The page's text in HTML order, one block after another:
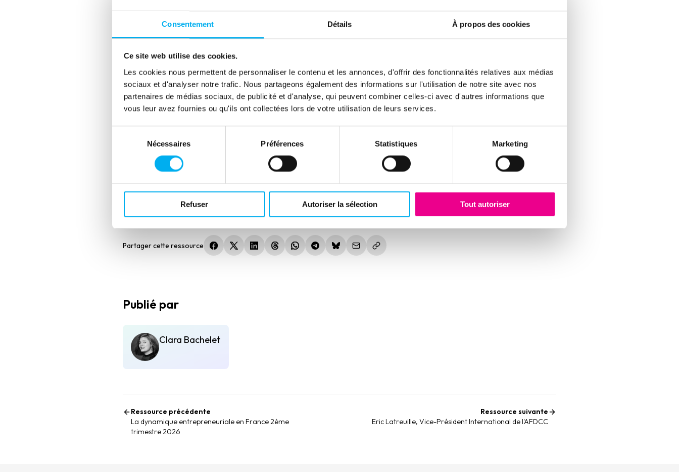
Consentement Détails À propos des cookies
Ce site web utilise des cookies.
Les cookies nous permettent de personnaliser le contenu et les annonces, d'offrir des fonctionnalités relatives aux médias
sociaux et d'analyser notre trafic. Nous partageons également des informations sur l'utilisation de notre site avec nos
partenaires de médias sociaux, de publicité et d'analyse, qui peuvent combiner celles-ci avec d'autres informations que
vous leur avez fournies ou qu'ils ont collectées lors de votre utilisation de leurs services.
consentement
Nécessaires Préférences Statistiques Marketing
Refuser Autoriser la sélection Tout autoriser
PUBLICATIONS
Découvrez les dernières études économiques et les livres blancs réalisés par
les experts d’Ellisphere.
Consulter ces publications
Partager cette ressource (nouvelle fenêtre)
(nouvelle fenêtre)
(nouvelle fenêtre)
(nouvelle fenêtre)
(nouvelle fenêtre)
(nouvelle fenêtre)
(nouvelle fenêtre)
Publié par
Clara Bachelet
Ressource précédente
La dynamique entrepreneuriale en France 2ème
trimestre 2026
Ressource suivante
Eric Latreuille, Vice-Président International de l'AFDCC